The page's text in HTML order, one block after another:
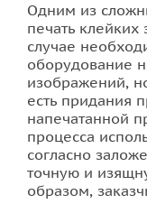
Одним из
печать клейких
случае
оборудование
изображений,
есть придания
напечатанной
процесса
согласно
точную и
образом,